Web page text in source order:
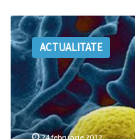
DOCUMENTAT!
Şefa
de
„Tutun
CTC”
s-
a
ACTUALITATE